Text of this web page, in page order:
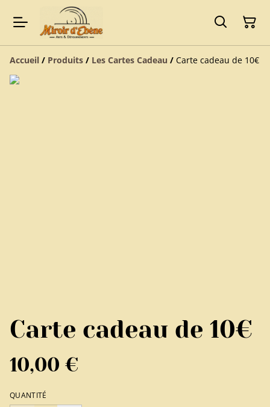
Accueil / Produits / Les Cartes Cadeau / Carte cadeau de 10€
Carte cadeau de 10€
10,00 €
QUANTITÉ